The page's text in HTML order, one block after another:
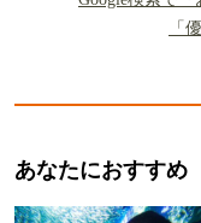
「
あなたにおすすめ